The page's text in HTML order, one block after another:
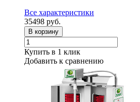
Все характеристики
35498 руб.
В корзину
Купить в 1 клик
Добавить к сравнению